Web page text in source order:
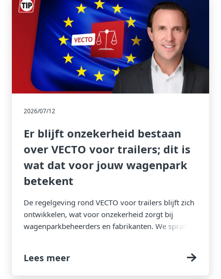
2026/07/12
Er blijft onzekerheid bestaan
over VECTO voor trailers; dit is
wat dat voor jouw wagenpark
betekent
De regelgeving rond VECTO voor trailers blijft zich
ontwikkelen, wat voor onzekerheid zorgt bij
wagenparkbeheerders en fabrikanten. We spraken
de kosten uiteindelijk terechtkomen en hoe
transporteurs zich hierop kunnen voorbereiden.
Lees meer